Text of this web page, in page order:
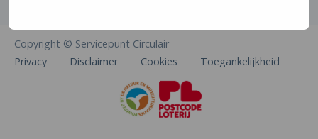
Copyright © Servicepunt Circulair
Privacy
Disclaimer Cookies Toegankelijkheid